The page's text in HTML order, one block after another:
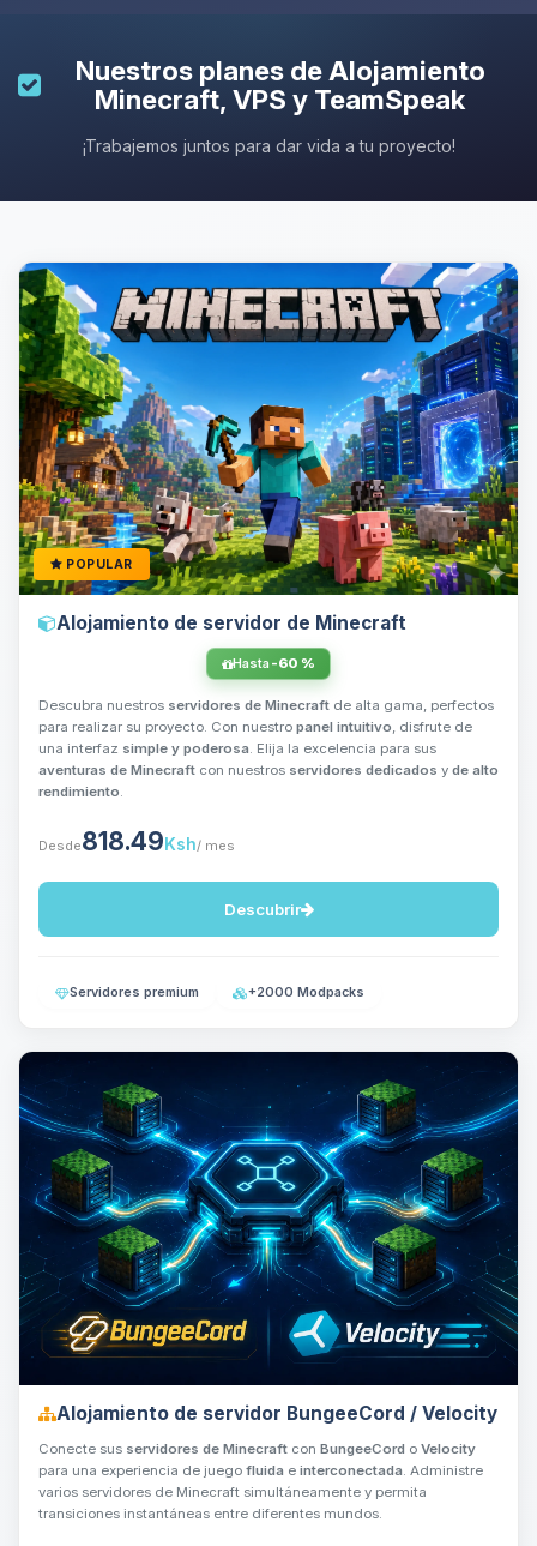
Nuestros planes de Alojamiento
Minecraft, VPS y TeamSpeak
¡Trabajemos juntos para dar vida a tu proyecto!
POPULAR
Alojamiento de servidor de Minecraft
Hasta -60 %
Descubra nuestros servidores de Minecraft de alta gama, perfectos
para realizar su proyecto. Con nuestro panel intuitivo, disfrute de
una interfaz simple y poderosa. Elija la excelencia para sus
aventuras de Minecraft con nuestros servidores dedicados y de alto
rendimiento.
Desde818.49Ksh/ mes
Descubrir
Servidores premium +2000 Modpacks
Alojamiento de servidor BungeeCord / Velocity
Conecte sus servidores de Minecraft con BungeeCord o Velocity
para una experiencia de juego fluida e interconectada. Administre
varios servidores de Minecraft simultáneamente y permita
transiciones instantáneas entre diferentes mundos.